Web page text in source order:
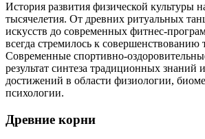
История развития физической культуры
тысячелетия. От древних ритуальных
искусств до современных фитнес-
всегда стремилось к совершенствованию
Современные спортивно-
результат синтеза традиционных
достижений в области физиологии,
психологии.
Древние корни